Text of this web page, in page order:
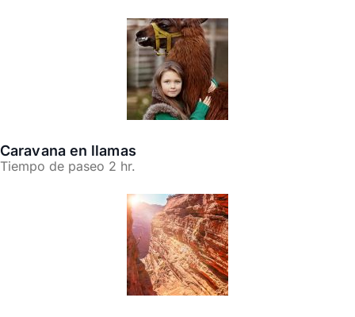
Caravana en llamas
Tiempo de paseo 2 hr.